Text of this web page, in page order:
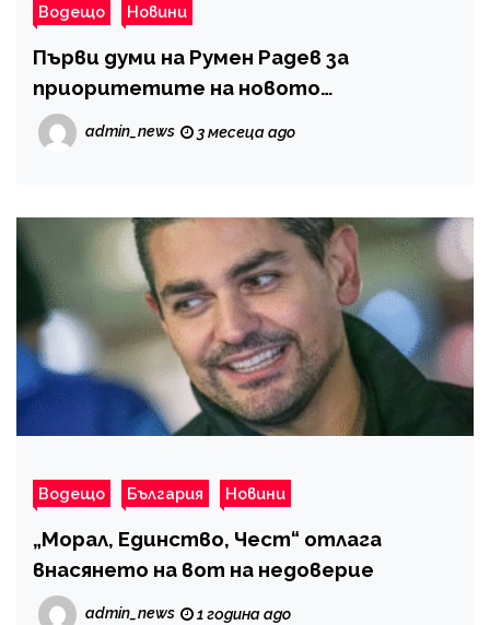
Водещо Новини
Първи думи на Румен Радев за
приоритетите на новото
правителство
admin_news 3 месеца ago
Водещо България Новини
„Морал, Единство, Чест“ отлага
внасянето на вот на недоверие
admin_news 1 година ago